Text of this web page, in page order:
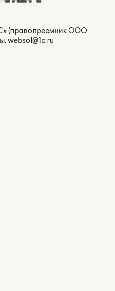
(правопреемник ООО
websol@1c.ru